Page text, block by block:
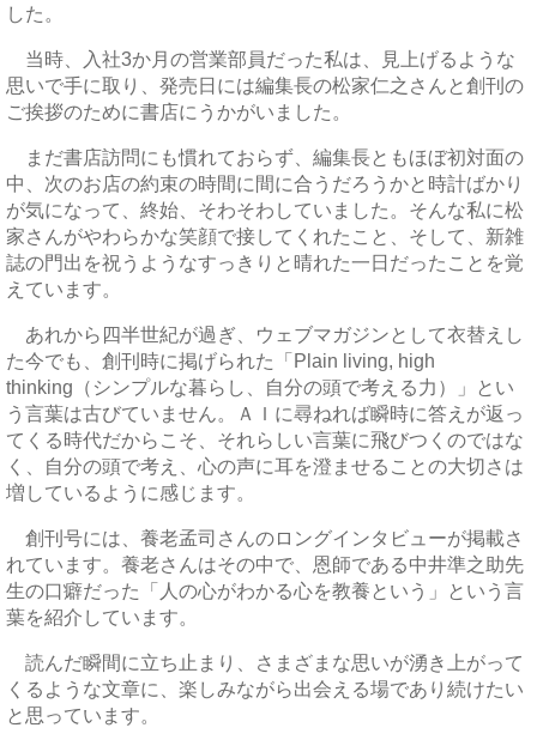
した。
当時、入社3か月の営業部員だった私は、見上げるような
思いで手に取り、発売日には編集長の松家仁之さんと創刊の
ご挨拶のために書店にうかがいました。
まだ書店訪問にも慣れておらず、編集長ともほぼ初対面の
中、次のお店の約束の時間に間に合うだろうかと時計ばかり
が気になって、終始、そわそわしていました。そんな私に松
家さんがやわらかな笑顔で接してくれたこと、そして、新雑
誌の門出を祝うようなすっきりと晴れた一日だったことを覚
えています。
あれから四半世紀が過ぎ、ウェブマガジンとして衣替えし
た今でも、創刊時に掲げられた「Plain living, high
thinking（シンプルな暮らし、自分の頭で考える力）」とい
う言葉は古びていません。ＡＩに尋ねれば瞬時に答えが返っ
てくる時代だからこそ、それらしい言葉に飛びつくのではな
く、自分の頭で考え、心の声に耳を澄ませることの大切さは
増しているように感じます。
創刊号には、養老孟司さんのロングインタビューが掲載さ
れています。養老さんはその中で、恩師である中井準之助先
生の口癖だった「人の心がわかる心を教養という」という言
葉を紹介しています。
読んだ瞬間に立ち止まり、さまざまな思いが湧き上がって
くるような文章に、楽しみながら出会える場であり続けたい
と思っています。